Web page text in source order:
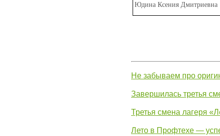
Юдина Ксения Дмитриевна
Не забываем про
Завершилась третья
Третья смена лагеря
Лето в Профтехе —